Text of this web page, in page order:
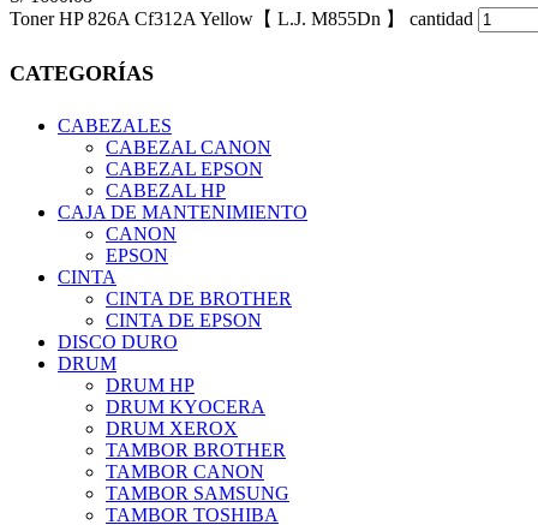
Toner HP 826A Cf312A Yellow【 L.J. M855Dn 】 cantidad
CATEGORÍAS
CABEZALES
CABEZAL CANON
CABEZAL EPSON
CABEZAL HP
CAJA DE MANTENIMIENTO
CANON
EPSON
CINTA
CINTA DE BROTHER
CINTA DE EPSON
DISCO DURO
DRUM
DRUM HP
DRUM KYOCERA
DRUM XEROX
TAMBOR BROTHER
TAMBOR CANON
TAMBOR SAMSUNG
TAMBOR TOSHIBA